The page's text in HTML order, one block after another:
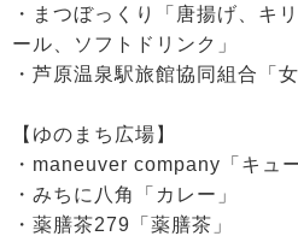
・まつぼっくり「唐揚げ、キ
ール、ソフトドリンク」
・芦原温泉駅旅館協同組合「
【ゆのまち広場】
・maneuver company「キュ
・みちに八角「カレー」
・薬膳茶279「薬膳茶」